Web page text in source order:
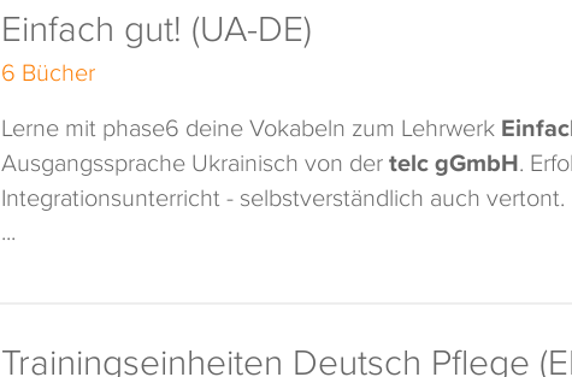
Einfach gut! (UA-DE)
6 Bücher
Lerne mit phase6 deine Vokabeln zum Lehrwerk
Ausgangssprache Ukrainisch von dertelc gGmbH.
Integrationsunterricht - selbstverständlich auch vertont.
...
Trainingseinheiten Deutsch Pflege